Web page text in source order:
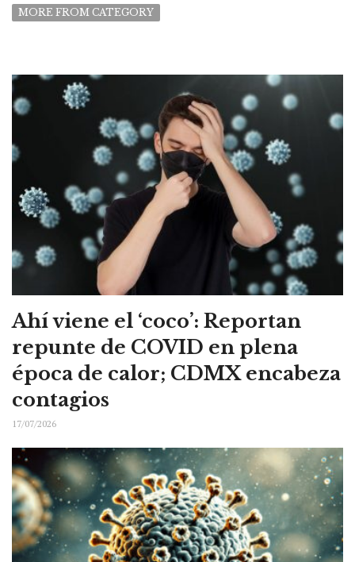
MORE FROM CATEGORY
Ahí viene el ‘coco’: Reportan
repunte de COVID en plena
época de calor; CDMX encabeza
contagios
17/07/2026